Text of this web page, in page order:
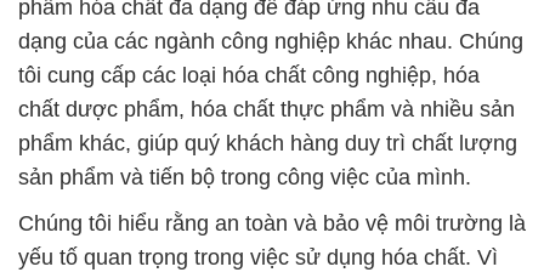
phẩm hóa chất đa dạng để đáp ứng nhu cầu đa
dạng của các ngành công nghiệp khác nhau. Chúng
tôi cung cấp các loại hóa chất công nghiệp, hóa
chất dược phẩm, hóa chất thực phẩm và nhiều sản
phẩm khác, giúp quý khách hàng duy trì chất lượng
sản phẩm và tiến bộ trong công việc của mình.
Chúng tôi hiểu rằng an toàn và bảo vệ môi trường là
yếu tố quan trọng trong việc sử dụng hóa chất. Vì